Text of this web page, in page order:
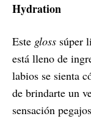
Hydration
Este gloss súper
está lleno de
labios se sienta
de brindarte un
sensación